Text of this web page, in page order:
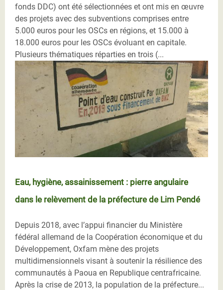
fonds DDC) ont été sélectionnées et ont mis en œuvre
des projets avec des subventions comprises entre
5.000 euros pour les OSCs en régions, et 15.000 à
18.000 euros pour les OSCs évoluant en capitale.
Plusieurs thématiques réparties en trois (...
Eau, hygiène, assainissement : pierre angulaire
dans le relèvement de la préfecture de Lim Pendé
Depuis 2018, avec l’appui financier du Ministère
fédéral allemand de la Coopération économique et du
Développement, Oxfam mène des projets
multidimensionnels visant à soutenir la résilience des
communautés à Paoua en Republique centrafricaine.
Après la crise de 2013, la population de la préfecture...